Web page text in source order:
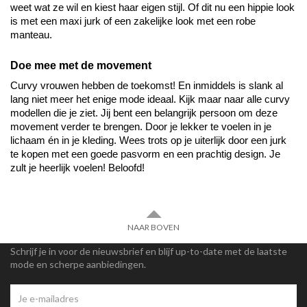
weet wat ze wil en kiest haar eigen stijl. Of dit nu een hippie look
is met een maxi jurk of een zakelijke look met een robe
manteau.
Doe mee met de movement
Curvy vrouwen hebben de toekomst! En inmiddels is slank al
lang niet meer het enige mode ideaal. Kijk maar naar alle curvy
modellen die je ziet. Jij bent een belangrijk persoon om deze
movement verder te brengen. Door je lekker te voelen in je
lichaam én in je kleding. Wees trots op je uiterlijk door een jurk
te kopen met een goede pasvorm en een prachtig design. Je
zult je heerlijk voelen! Beloofd!
NAAR BOVEN
Schrijf je in voor de nieuwsbrief en blijf up-to-date met de laatste
mode en scherpe aanbiedingen.